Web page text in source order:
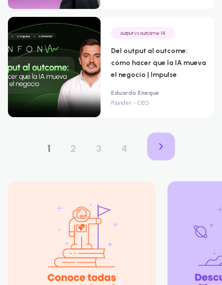
output vs outcome IA
Del output al outcome:
cómo hacer que la IA mueva
el negocio | Impulse
Eduardo Eneque
Founder - CEO
1 2 3 4